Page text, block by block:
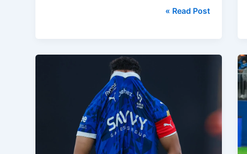
الرياض
دوري
Read Post »